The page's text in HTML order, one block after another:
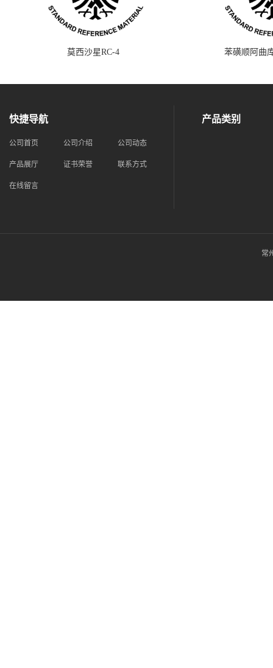
莫西沙星RC-4 苯磺顺阿曲
快捷导航
公司首页 公司介绍 公司动态
产品展厅 证书荣誉 联系方式
在线留言
产品类别
常